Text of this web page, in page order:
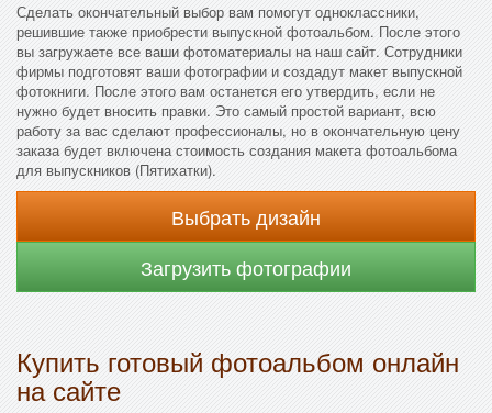
Сделать окончательный выбор вам помогут одноклассники,
решившие также приобрести выпускной фотоальбом. После этого
вы загружаете все ваши фотоматериалы на наш сайт. Сотрудники
фирмы подготовят ваши фотографии и создадут макет выпускной
фотокниги. После этого вам останется его утвердить, если не
нужно будет вносить правки. Это самый простой вариант, всю
работу за вас сделают профессионалы, но в окончательную цену
заказа будет включена стоимость создания макета фотоальбома
для выпускников (Пятихатки).
Выбрать дизайн
Загрузить фотографии
Купить готовый фотоальбом онлайн
на сайте